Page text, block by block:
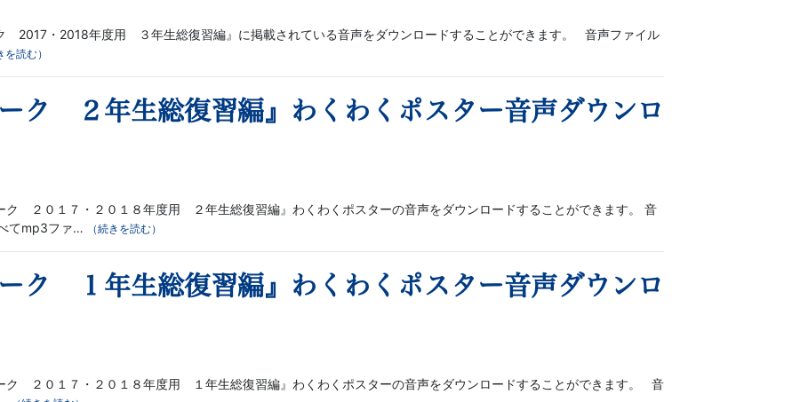
2017・2018年度用 ３年生総復習編』に掲載されている音声をダウンロードすることができます。 音声ファイル
を読む）
ーク ２年生総復習編』わくわくポスター音声ダウンロ
ク ２０１７・２０１８年度用 ２年生総復習編』わくわくポスターの音声をダウンロードすることができます。 音
てmp3ファ…
（続きを読む）
ーク １年生総復習編』わくわくポスター音声ダウンロ
ク ２０１７・２０１８年度用 １年生総復習編』わくわくポスターの音声をダウンロードすることができます。 音